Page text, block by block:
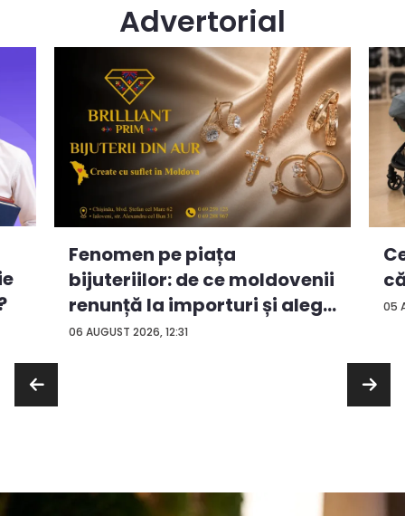
Advertorial
06 AUGUST 2026, 12:31
Fenomen pe piața
bijuteriilor: de ce moldovenii
renunță la importuri și aleg
...
05